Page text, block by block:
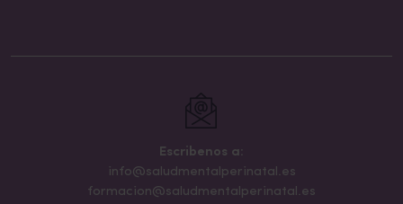
Escribenos a:
info@saludmentalperinatal.es
formacion@saludmentalperinatal.es